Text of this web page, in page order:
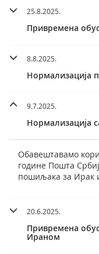
25.8.2025.
Привремена
8.8.2025.
Нормализација
9.7.2025.
Нормализација
Обавештавамо
године Пошта
пошиљака за Ирак
20.6.2025.
Привремена
Ираном